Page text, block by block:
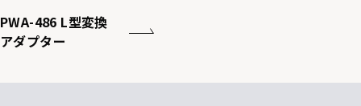
PWA-486 L型変換
アダプター